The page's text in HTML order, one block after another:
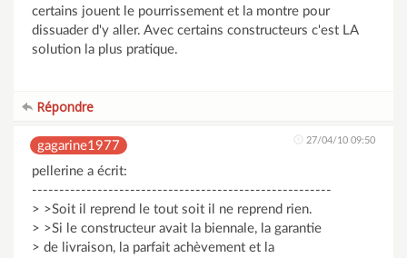
certains jouent le pourrissement et la montre pour
dissuader d'y aller. Avec certains constructeurs c'est LA
solution la plus pratique.
Répondre
gagarine1977 27/04/10 09:50
pellerine a écrit:
-------------------------------------------------------
> >Soit il reprend le tout soit il ne reprend rien.
> >Si le constructeur avait la biennale, la garantie
> de livraison, la parfait achèvement et la